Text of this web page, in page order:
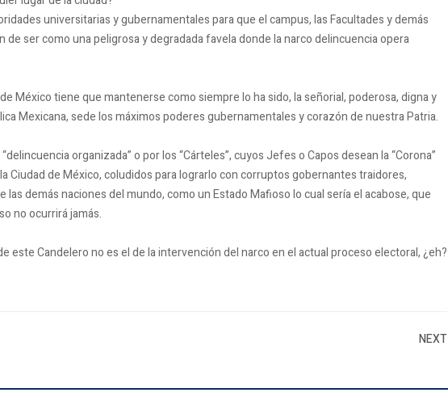
universitarias y gubernamentales para que el campus, las Facultades y demás
de ser como una peligrosa y degradada favela donde la narco delincuencia opera
México tiene que mantenerse como siempre lo ha sido, la señorial, poderosa, digna y
Mexicana, sede los máximos poderes gubernamentales y corazón de nuestra Patria.
organizada” o por los “Cárteles”, cuyos Jefes o Capos desean la “Corona”
Ciudad de México, coludidos para lograrlo con corruptos gobernantes traidores,
demás naciones del mundo, como un Estado Mafioso lo cual sería el acabose, que
no ocurrirá jamás.
este Candelero no es el de la intervención del narco en el actual proceso electoral, ¿eh?
NEXT